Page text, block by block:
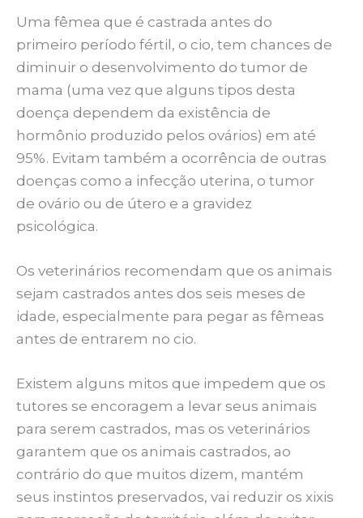
Uma fêmea que é castrada antes do
primeiro período fértil, o cio, tem chances de
diminuir o desenvolvimento do tumor de
mama (uma vez que alguns tipos desta
doença dependem da existência de
hormônio produzido pelos ovários) em até
95%. Evitam também a ocorrência de outras
doenças como a infecção uterina, o tumor
de ovário ou de útero e a gravidez
psicológica.
Os veterinários recomendam que os animais
sejam castrados antes dos seis meses de
idade, especialmente para pegar as fêmeas
antes de entrarem no cio.
Existem alguns mitos que impedem que os
tutores se encoragem a levar seus animais
para serem castrados, mas os veterinários
garantem que os animais castrados, ao
contrário do que muitos dizem, mantém
seus instintos preservados, vai reduzir os xixis